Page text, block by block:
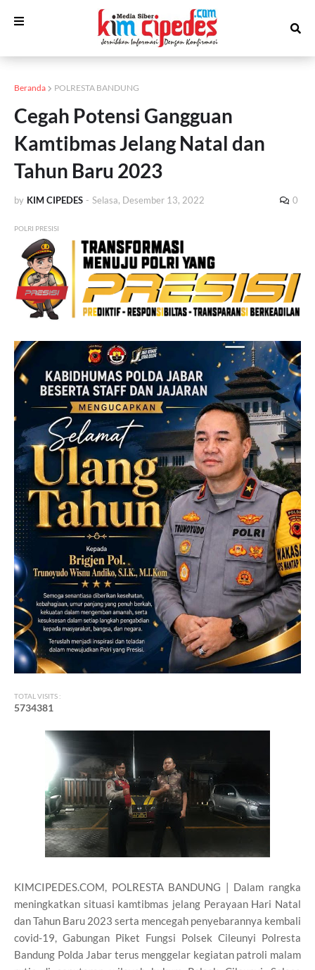
Beranda POLRESTA BANDUNG
Cegah Potensi Gangguan
Kamtibmas Jelang Natal dan
Tahun Baru 2023
by KIM CIPEDES - Selasa, Desember 13, 2022 0
POLRI PRESISI
TOTAL VISITS :
5734381
KIMCIPEDES.COM, POLRESTA BANDUNG | Dalam rangka
meningkatkan situasi kamtibmas jelang Perayaan Hari Natal
dan Tahun Baru 2023 serta mencegah penyebarannya kembali
covid-19, Gabungan Piket Fungsi Polsek Cileunyi Polresta
Bandung Polda Jabar terus menggelar kegiatan patroli malam